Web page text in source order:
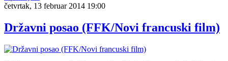
četvrtak, 13 februar 2014 19:00
Državni posao (FFK/Novi francuski film)